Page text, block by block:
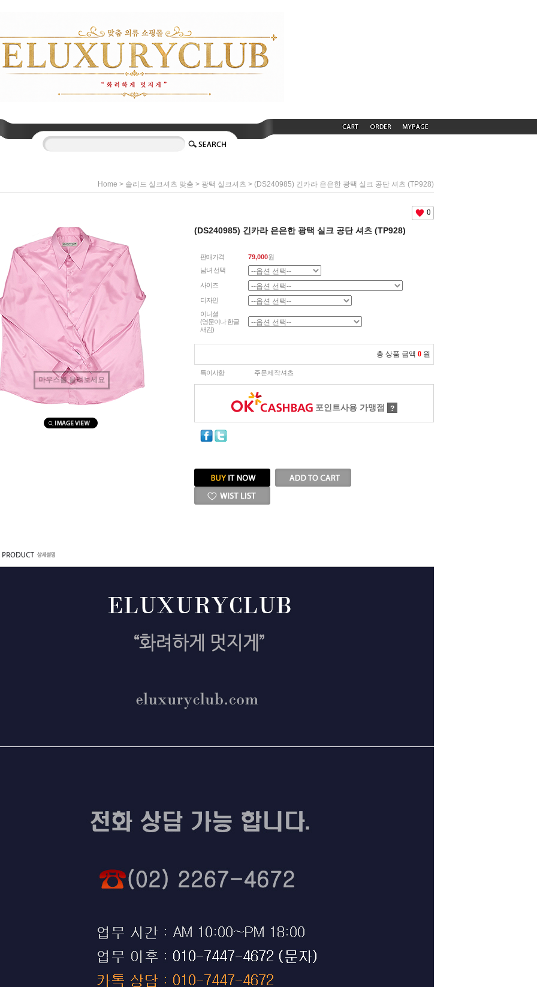
Home > 솔리드 실크셔츠 맞춤 > 광택 실크셔츠 > (DS240985) 긴카라 은은한 광택 실크 공단 셔츠 (TP928)
마우스를 올려보세요
0
(DS240985) 긴카라 은은한 광택 실크 공단 셔츠 (TP928)
판매가격 79,000원
남녀 선택
사이즈
디자인
이니셜
(영문이나 한글
새김)
총 상품 금액 0 원
특이사항 주문제작셔츠
포인트사용 가맹점 ?